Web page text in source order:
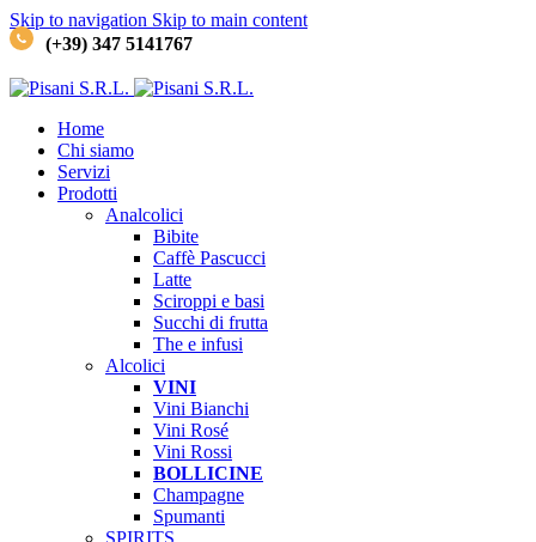
Skip to navigation Skip to main content
(+39) 347 5141767
Home
Chi siamo
Servizi
Prodotti
Analcolici
Bibite
Caffè Pascucci
Latte
Sciroppi e basi
Succhi di frutta
The e infusi
Alcolici
VINI
Vini Bianchi
Vini Rosé
Vini Rossi
BOLLICINE
Champagne
Spumanti
SPIRITS